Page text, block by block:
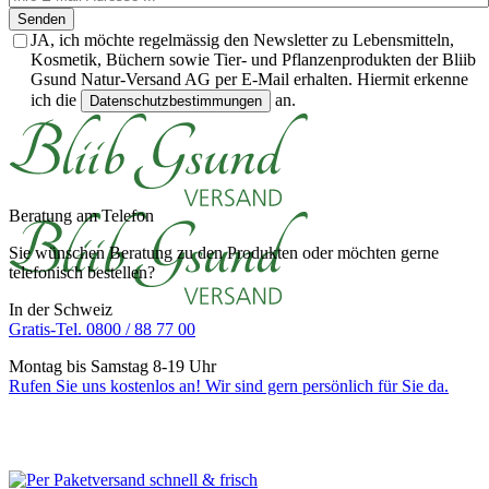
Senden
JA, ich möchte regelmässig den Newsletter zu Lebensmitteln,
Kosmetik, Büchern sowie Tier- und Pflanzenprodukten der Bliib
Gsund Natur-Versand AG per E-Mail erhalten. Hiermit erkenne
ich die
Datenschutzbestimmungen an.
Beratung am Telefon
Sie wünschen Beratung zu den Produkten oder möchten gerne
telefonisch bestellen?
In der Schweiz
Gratis-Tel. 0800 / 88 77 00
Montag bis Samstag 8-19 Uhr
Rufen Sie uns kostenlos an! Wir sind gern persönlich für Sie da.